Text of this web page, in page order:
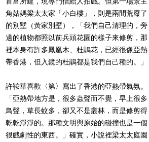
角姑媽梁太太家「小白樓」，則是兩間荒廢了
的別墅（黃家別墅），「我們自己清理的，旁
邊的植物都照以前兵頭花園的樣子來修剪，那
裡本身有許多鳳凰木、杜鵑花，已經很像亞熱
帶香港，但入鏡的杜鵑都是我們自己種的。」
許鞍華喜歡〈第〉寫出了香港的亞熱帶氣氛。
「亞熱帶地方是，很多蟲聲而不覺，早上很多
鳥聲，草長蚊多，卻又不是叢林，而是修剪得
乾乾淨淨的。那種文明與原始的碰撞也是一個
很戲劇性的東西。」確實，小說裡梁太太庭園